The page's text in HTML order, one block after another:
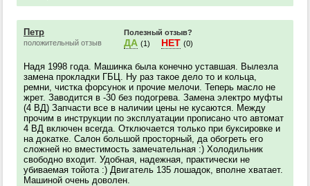
Петр
положительный отзыв
Полезный отзыв?
ДА (1) НЕТ (0)
Надя 1998 года. Машинка была конечно уставшая. Вылезла
замена прокладки ГБЦ. Ну раз такое дело то и кольца,
ремни, чистка форсунок и прочие мелочи. Теперь масло не
жрет. Заводится в -30 без подогрева. Замена электро муфты
(4 ВД) Запчасти все в наличии цены не кусаются. Между
прочим в инструкции по эксплуатации прописано что автомат
4 ВД включен всегда. Отключается только при буксировке и
на докатке. Салон большой просторный, да обогреть его
сложней но вместимость замечательная :) Холодильник
свободно входит. Удобная, надежная, практически не
убиваемая тойота :) Двигатель 135 лошадок, вполне хватает.
Машиной очень доволен.